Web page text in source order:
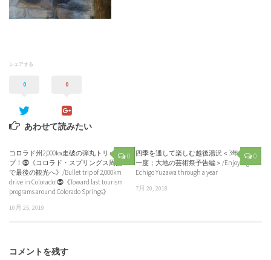
シェアする
0 0
あわせて読みたい
0
コロラド州2,000㎞走破の弾丸トリッ
プ！⓹《コロラド・スプリングス周囲
で最後の観光へ》/Bullet trip of 2,000km
drive in Colorado!⓹《Toward last tourism
programs around Colorado Springs》
10月 25, 2019
0
四季を通して楽しむ越後湯沢＜3年に
一度；大地の芸術祭予告編＞/Enjoying
Echigo Yuzawa through a year
7月 20, 2018
コメントを残す